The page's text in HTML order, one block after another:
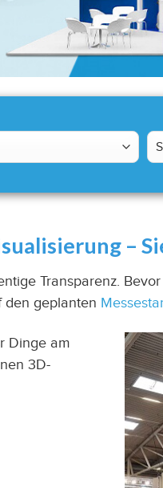
–
Transparenz.
den geplanten
Dinge am
3D-